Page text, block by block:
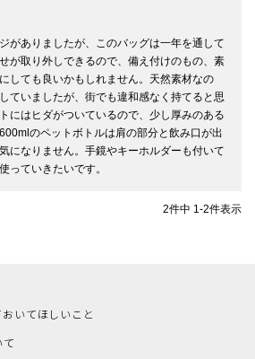
がありましたが、このバッグは一年を通して
が取り外しできるので、備え付けのもの、素
しても良いかもしれません。天然素材なの
ていましたが、街でも違和感なく持てると思
にはヒダがついているので、少し厚みのある
のペットボトルは肩の部分と飲み口が出
になりません。手鏡やキーホルダーも付いて
っていきたいです。
2件中 1-2件表示
いてほしいこと